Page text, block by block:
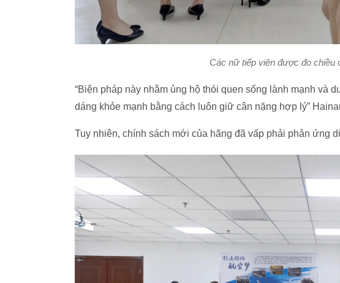
Các nữ tiếp viên được đo chiều
“Biện pháp này nhằm ủng hộ thói quen sống lành mạnh và
dáng khỏe mạnh bằng cách luôn giữ cân nặng hợp lý”
Tuy nhiên, chính sách mới của hãng đã vấp phải phản ứng